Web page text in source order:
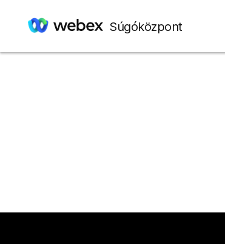
Súgóközpont